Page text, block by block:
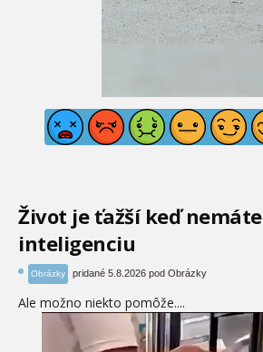
Život je ťažší keď nemáte
inteligenciu
Obrázky pridané 5.8.2026 pod Obrázky
Ale možno niekto pomôže....